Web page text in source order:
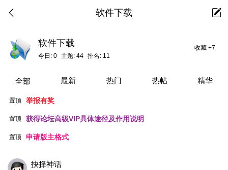
软件下载
收藏 +7
软件下载
今日: 0 主题: 44 排名: 11
全部 最新 热门 热帖 精华
置顶 举报有奖
置顶 获得论坛高级VIP具体途径及作用说明
置顶 申请版主格式
抉择神话